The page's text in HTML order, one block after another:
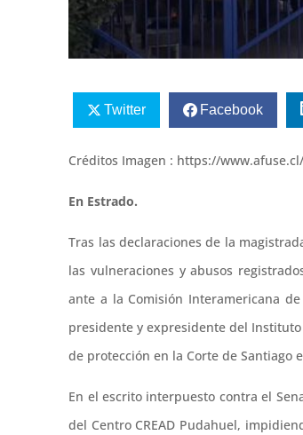
Twitter Facebook
Créditos Imagen : https://www.afuse.cl/
En Estrado.
Tras las declaraciones de la
las vulneraciones y abusos
ante a la Comisión Interamericana
presidente y expresidente del
de protección en la Corte de Santiago
En el escrito interpuesto contra el
del Centro CREAD Pudahuel,